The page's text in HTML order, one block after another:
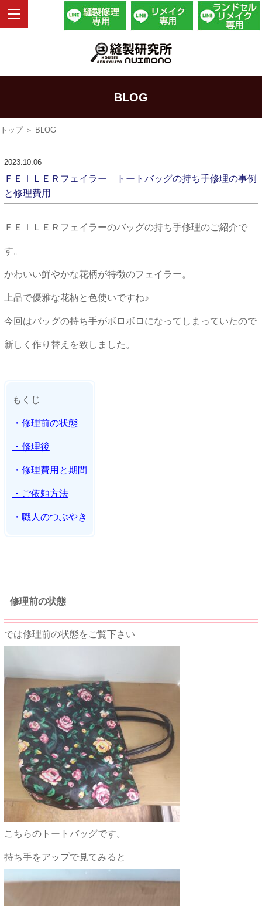
BLOG
トップ＞ BLOG
2023.10.06
ＦＥＩＬＥＲフェイラー トートバッグの持ち手修理の事例
と修理費用
ＦＥＩＬＥＲフェイラーのバッグの持ち手修理のご紹介で
す。
かわいい鮮やかな花柄が特徴のフェイラー。
上品で優雅な花柄と色使いですね♪
今回はバッグの持ち手がボロボロになってしまっていたので
新しく作り替えを致しました。
もくじ
・修理前の状態
・修理後
・修理費用と期間
・ご依頼方法
・職人のつぶやき
修理前の状態
では修理前の状態をご覧下さい
こちらのトートバッグです。
持ち手をアップで見てみると